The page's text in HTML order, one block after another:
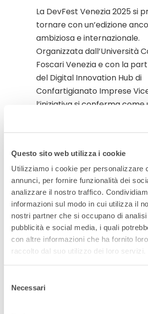
Questo sito web utilizza i cookie
Utilizziamo i cookie per personalizzare
annunci, per fornire funzionalità dei
analizzare il nostro traffico.
informazioni sul modo in cui utilizza il
nostri partner che si occupano di
pubblicità e social media, i quali
con altre informazioni che ha fornito
raccolto dal suo utilizzo dei loro servizi.
delNecessari
La DevFest Venezia 2025 si
tornare con un’edizione
ambiziosa e internazionale.
Organizzata dall’Università
Foscari Venezia e con la
del Digital Innovation Hub di
Confartigianato Imprese
l’iniziativa si conferma come
comunità tecnologica
la community tech […]
Read More
Workshop: